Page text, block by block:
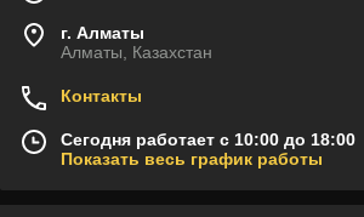
г. Алматы
Алматы, Казахстан
Контакты
Сегодня работает с 10:00 до 18:00
Показать весь график работы